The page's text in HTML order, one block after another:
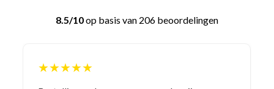
8.5/10op basis van 206 beoordelingen
★★★★★